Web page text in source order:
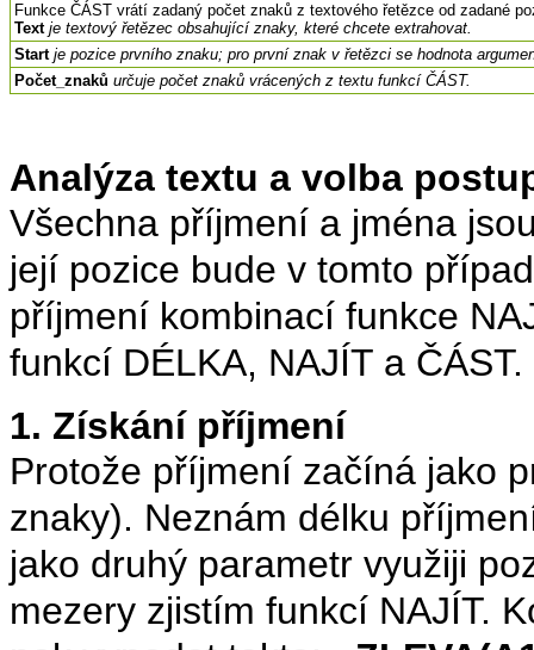
Funkce ČÁST vrátí zadaný počet znaků z textového řetězce od zadané
Text je textový řetězec obsahující znaky, které chcete extrahovat.
Start je pozice prvního znaku; pro první znak v řetězci se hodnota
Počet_znaků určuje počet znaků vrácených z textu funkcí ČÁST.
Analýza textu a volba
Všechna příjmení a jména
její pozice bude v tomto
příjmení kombinací funkce
funkcí DÉLKA, NAJÍT a ČÁST.
1. Získání příjmení
Protože příjmení začíná jako
znaky). Neznám délku
jako druhý parametr využiji
mezery zjistím funkcí NAJÍT.